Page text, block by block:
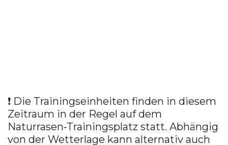
❗ Die Trainingseinheiten finden in diesem
Zeitraum in der Regel auf dem
Naturrasen-Trainingsplatz statt. Abhängig
von der Wetterlage kann alternativ auch